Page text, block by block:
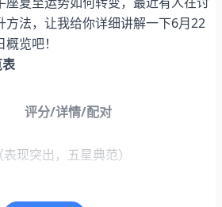
方法，让我给你详细讲解一下6月22
览吧！
评分/详情/配对
突出，五星典范）
敏捷，学习效率高。）